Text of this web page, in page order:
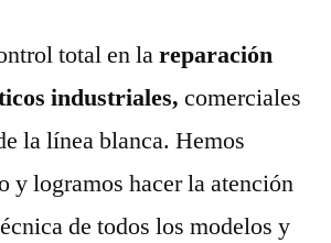
total en lareparación
industriales, comerciales
la línea blanca. Hemos
y logramos hacer la atención
de todos los modelos y